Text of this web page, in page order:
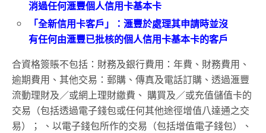
消過任何滙豐個人信用卡基本卡
「全新信用卡客戶」：滙豐於處理其申請時並沒
有任何由滙豐已批核的個人信用卡基本卡的客戶
合資格簽賬不包括：財務及銀行費用：年費、財務費用、
逾期費用、其他交易：郵購、傳真及電話訂購、透過滙豐
流動理財及／或網上理財繳費、 購買及／或充值儲值卡的
交易（包括透過電子錢包或任何其他途徑增值八達通之交
易）； 、以電子錢包所作的交易（包括增值電子錢包）、